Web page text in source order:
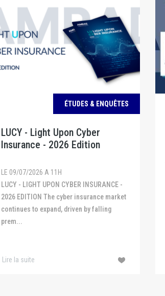
ÉTUDES & ENQUÊTES
LUCY - Light Upon Cyber
Insurance - 2026 Edition
LE 09/07/2026 A 11H
LUCY - LIGHT UPON CYBER INSURANCE -
2026 EDITION The cyber insurance market
continues to expand, driven by falling
prem...
Lire la suite